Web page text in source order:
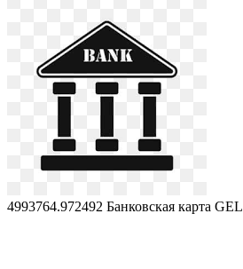
4993764.972492 Банковская карта GEL